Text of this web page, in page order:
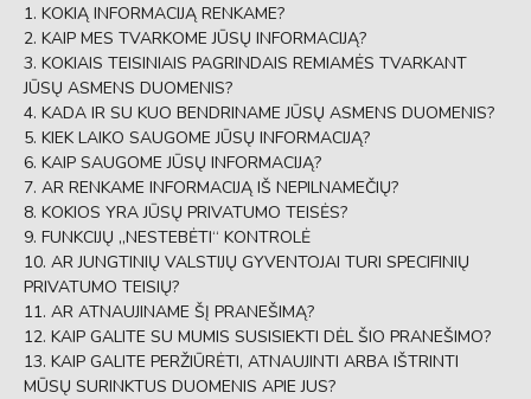
KOKIĄ INFORMACIJĄ RENKAME?
KAIP MES TVARKOME JŪSŲ INFORMACIJĄ?
KOKIAIS TEISINIAIS PAGRINDAIS REMIAMĖS TVARKANT
JŪSŲ ASMENS DUOMENIS?
KADA IR SU KUO BENDRINAME JŪSŲ ASMENS DUOMENIS?
KIEK LAIKO SAUGOME JŪSŲ INFORMACIJĄ?
KAIP SAUGOME JŪSŲ INFORMACIJĄ?
AR RENKAME INFORMACIJĄ IŠ NEPILNAMEČIŲ?
KOKIOS YRA JŪSŲ PRIVATUMO TEISĖS?
FUNKCIJŲ „NESTEBĖTI“ KONTROLĖ
AR JUNGTINIŲ VALSTIJŲ GYVENTOJAI TURI SPECIFINIŲ
PRIVATUMO TEISIŲ?
AR ATNAUJINAME ŠĮ PRANEŠIMĄ?
KAIP GALITE SU MUMIS SUSISIEKTI DĖL ŠIO PRANEŠIMO?
KAIP GALITE PERŽIŪRĖTI, ATNAUJINTI ARBA IŠTRINTI
MŪSŲ SURINKTUS DUOMENIS APIE JUS?